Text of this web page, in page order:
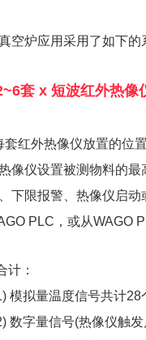
空炉应用采用了如下的
套 x 短波红外热像
套红外热像仪放置的位
像仪设置被测物料的
下限报警、热像仪启
PLC，或从WAGO
：
拟量温度信号共计28
字量信号(热像仪触发